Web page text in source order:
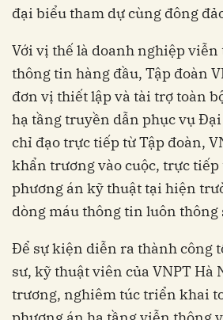
đại biểu tham dự cùng đông
Với vị thế là doanh nghiệp viễn
thông tin hàng đầu, Tập đoàn
đơn vị thiết lập và tài trợ toàn
hạ tầng truyền dẫn phục vụ
chỉ đạo trực tiếp từ Tập đoàn,
khẩn trương vào cuộc, trực tiếp
phương án kỹ thuật tại hiện
dòng máu thông tin luôn thông
Để sự kiện diễn ra thành công
sư, kỹ thuật viên của VNPT Hà
trương, nghiêm túc triển khai